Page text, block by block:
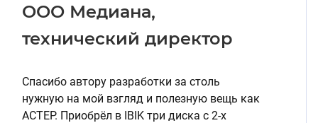
ООО Медиана,
технический директор
Спасибо автору разработки за столь
нужную на мой взгляд и полезную вещь как
АСТЕР. Приобрёл в IBIK три диска с 2-х